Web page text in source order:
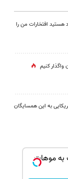
هستید افتخارات من را
واگذار کنیم
به این همسایگان
با ۴۵٪ تخفیف به موهات